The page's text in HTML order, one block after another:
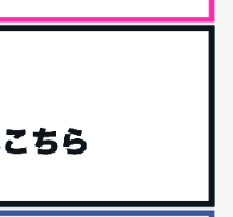
楽天ふるさと納税」の返
５つのこと。
気づけばアラフィフ、これ
のは海藻！